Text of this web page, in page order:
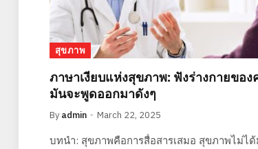
สุขภาพ
ภาษาเงียบแห่งสุขภาพ: ฟังร่างกายขอ
มันจะพูดออกมาดังๆ
By admin March 22, 2025
บทนำ: สุขภาพคือการสื่อสารเสมอ สุขภาพไม่ไ